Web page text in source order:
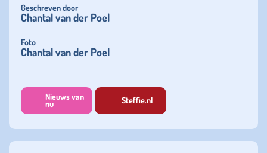
Geschreven door
Chantal van der Poel
Foto
Chantal van der Poel
Nieuws van
nu Steffie.nl